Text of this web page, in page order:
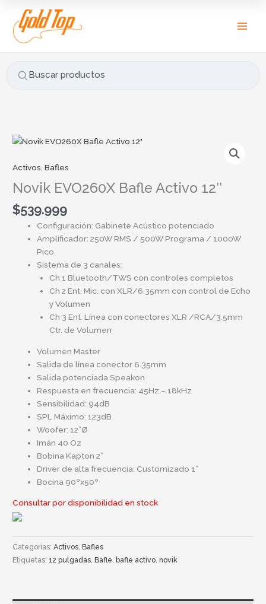
contenido
Buscar productos
u
s
r
Activos,Bafles
Novik EVO260X Bafle Activo 12″
$539.999
Configuración: Gabinete Acústico potenciado
Amplificador: 250W RMS / 500W Programa / 1000W
Pico
Sistema de 3 canales:
Ch 1 Bluetooth/TWS con controles completos
Ch 2 Ent. Mic. con XLR/6.35mm con control de Echo
y Volumen
Ch 3 Ent. Línea con conectores XLR /RCA/3.5mm
Ctr. de Volumen
Volumen Master
Salida de línea conector 6.35mm
Salida potenciada Speakon
Respuesta en frecuencia: 45Hz – 18kHz
Sensibilidad: 94dB
SPL Máximo: 123dB
Woofer: 12”Ø
Imán 40 Oz
Bobina Kapton 2”
Driver de alta frecuencia: Customizado 1”
Bocina 90ºx50º
Consultar por disponibilidad en stock
Categorías:Activos,Bafles
Etiquetas:12 pulgadas,Bafle, bafle activo,novik